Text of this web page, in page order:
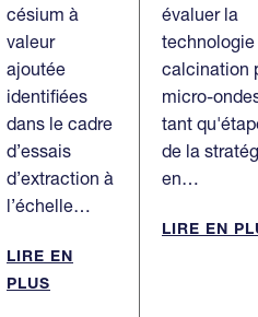
césium à
valeur
ajoutée
identifiées
dans le cadre
d’essais
d’extraction à
l’échelle…
LIRE EN
PLUS
évaluer la
technologie
calcination
micro-
tant
de la
en…
LIRE EN